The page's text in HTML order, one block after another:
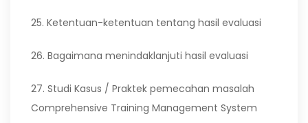
25. Ketentuan-ketentuan tentang hasil evaluasi
26. Bagaimana menindaklanjuti hasil evaluasi
27. Studi Kasus / Praktek pemecahan masalah
Comprehensive Training Management System